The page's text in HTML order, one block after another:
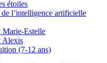
étoiles
l’intelligence artificielle
Marie-Estelle
Alexis
(7-12 ans)